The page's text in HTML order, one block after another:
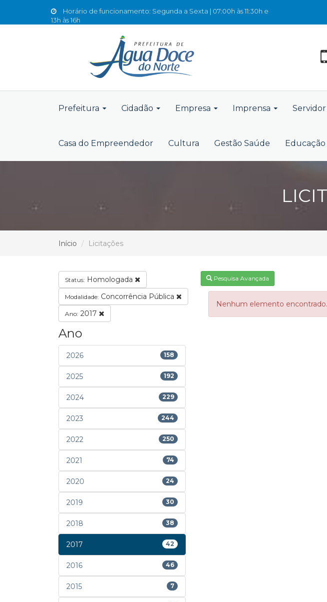
Horário de funcionamento: Segunda a Sexta | 07:00h às 11:30h e
13h às 16h
Prefeitura Cidadão Empresa Imprensa Servidor
Casa do Empreendedor Cultura Gestão Saúde Educação
Início Licitações
Status: Homologada
Modalidade: Concorrência Pública
Ano: 2017
Ano
2026 158
2025 192
2024 229
2023 244
2022 250
2021 74
2020 24
2019 30
2018 38
2017 42
2016 46
2015 7
Pesquisa Avançada
Nenhum elemento encontrado.